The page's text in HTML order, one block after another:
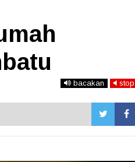
bacakan stop